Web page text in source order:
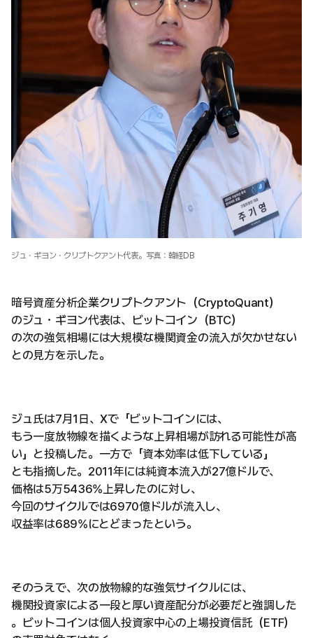
ジュ・ギヨン・クリプトクアント代表。写真：韓経DB
暗号資産分析企業クリプトクアント（CryptoQuant）
のジュ・ギヨン代表は、ビットコイン（BTC）
の次の強気相場には大規模な機関資金の流入が欠かせない
との見方を示した。
ジュ氏は7月1日、Xで「ビットコインには、
もう一度放物線を描くような上昇相場が訪れる可能性が高
い」と投稿した。一方で「資本効率は低下している」
とも指摘した。2011年には純資本流入が27億ドルで、
価格は5万5436%上昇したのに対し、
今回のサイクルでは6970億ドルが流入し、
収益率は689%にとどまったという。
そのうえで、次の放物線的な強気サイクルには、
機関投資家による一段と厚い資産配分が必要だと強調した
。ビットコインは個人投資家中心の上場投資信託（ETF）